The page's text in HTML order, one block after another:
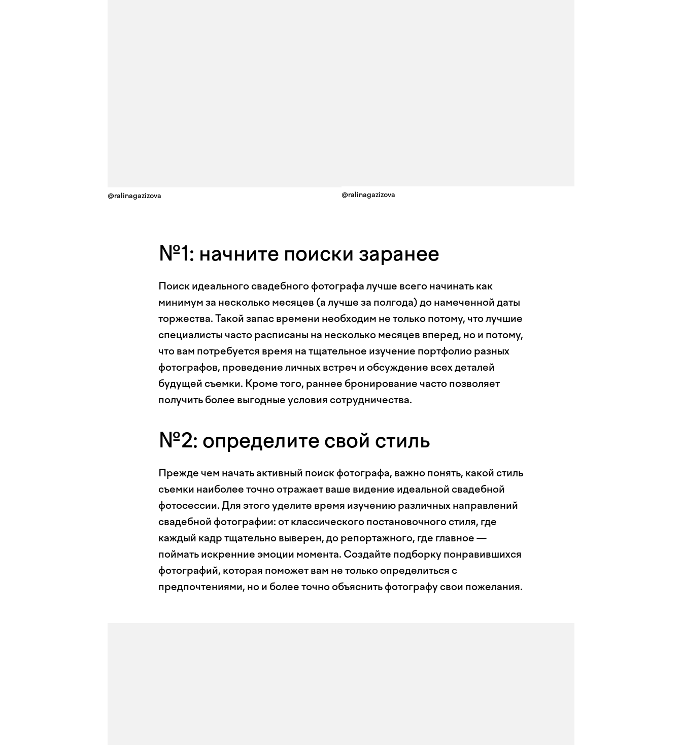
@ralinagazizova @ralinagazizova
№1: начните поиски заранее
Поиск идеального свадебного фотографа лучше всего начинать как
минимум за несколько месяцев (а лучше за полгода) до намеченной даты
торжества. Такой запас времени необходим не только потому, что лучшие
специалисты часто расписаны на несколько месяцев вперед, но и потому,
что вам потребуется время на тщательное изучение портфолио разных
фотографов, проведение личных встреч и обсуждение всех деталей
будущей съемки. Кроме того, раннее бронирование часто позволяет
получить более выгодные условия сотрудничества.
№2: определите свой стиль
Прежде чем начать активный поиск фотографа, важно понять, какой стиль
съемки наиболее точно отражает ваше видение идеальной свадебной
фотосессии. Для этого уделите время изучению различных направлений
свадебной фотографии: от классического постановочного стиля, где
каждый кадр тщательно выверен, до репортажного, где главное —
поймать искренние эмоции момента. Создайте подборку понравившихся
фотографий, которая поможет вам не только определиться с
предпочтениями, но и более точно объяснить фотографу свои пожелания.